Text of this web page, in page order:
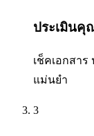
ประเมินคุ
เช็คเอกสาร
แม่นยำ
3